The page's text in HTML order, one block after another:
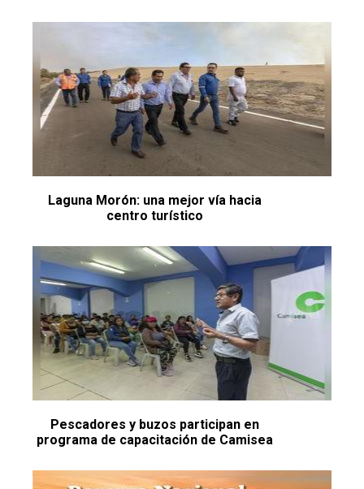
Laguna Morón: una mejor vía hacia
centro turístico
Pescadores y buzos participan en
programa de capacitación de Camisea